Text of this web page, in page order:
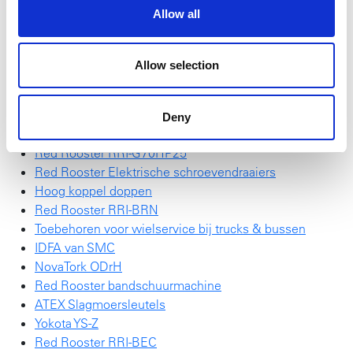
Allow all
Allow selection
Deny
slijpschijven. De beschermkap is eenvoudig (zonder
gebruik van gereedschap) te verstellen.
Lees voor meer specificaties de introductiefolder
Red Rooster draadloze Impulsmoeraanzetter
Red Rooster RRI-G70HP25
Red Rooster Elektrische schroevendraaiers
Hoog koppel doppen
Red Rooster RRI-BRN
Toebehoren voor wielservice bij trucks & bussen
IDFA van SMC
NovaTork ODrH
Red Rooster bandschuurmachine
ATEX Slagmoersleutels
Yokota YS-Z
Red Rooster RRI-BEC